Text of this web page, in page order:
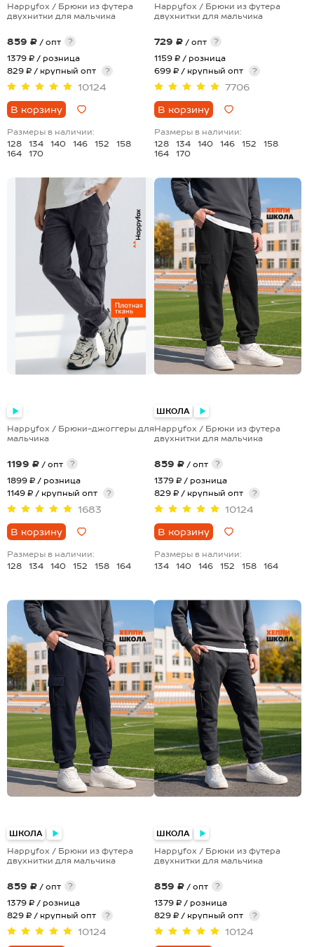
Happyfox / Брюки из футера
двухнитки для мальчика
859 ₽ / опт
?
1379 ₽ / розница
829 ₽ / крупный опт
?
10124
В корзину
Размеры в наличии:
128
134 140 146 152
158
164
170
Happyfox / Брюки из футера
двухнитки для мальчика
729 ₽ / опт
?
1159 ₽ / розница
699 ₽ / крупный опт
?
7706
В корзину
Размеры в наличии:
128
134 140 146 152
158
164
170
Happyfox / Брюки-джоггеры для
мальчика
1199 ₽ / опт
?
1899 ₽ / розница
1149 ₽ / крупный опт
?
1683
В корзину
Размеры в наличии:
128
134 140 152 158 164
ШКОЛА
Happyfox / Брюки из футера
двухнитки для мальчика
859 ₽ / опт
?
1379 ₽ / розница
829 ₽ / крупный опт
?
10124
В корзину
Размеры в наличии:
134
140 146 152 158 164
ШКОЛА
Happyfox / Брюки из футера
двухнитки для мальчика
859 ₽ / опт
?
1379 ₽ / розница
829 ₽ / крупный опт
?
10124
ШКОЛА
Happyfox / Брюки из футера
двухнитки для мальчика
859 ₽ / опт
?
1379 ₽ / розница
829 ₽ / крупный опт
?
10124